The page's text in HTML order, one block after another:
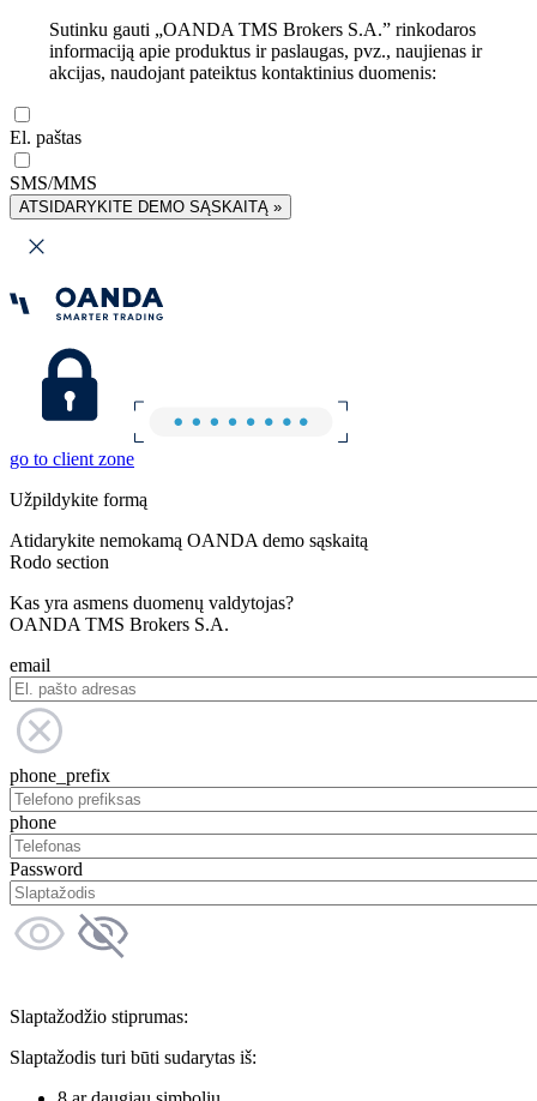
Sutinku gauti „OANDA TMS Brokers S.A.” rinkodaros
informaciją apie produktus ir paslaugas, pvz., naujienas ir
akcijas, naudojant pateiktus kontaktinius duomenis:
El. paštas
SMS/MMS
ATSIDARYKITE DEMO SĄSKAITĄ »
go to client zone
Užpildykite formą
Atidarykite nemokamą OANDA demo sąskaitą
Rodo section
Kas yra asmens duomenų valdytojas?
OANDA TMS Brokers S.A.
email
phone_prefix
phone
Password
Slaptažodžio stiprumas:
Slaptažodis turi būti sudarytas iš: